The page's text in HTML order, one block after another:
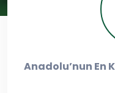
Anadolu’nun En